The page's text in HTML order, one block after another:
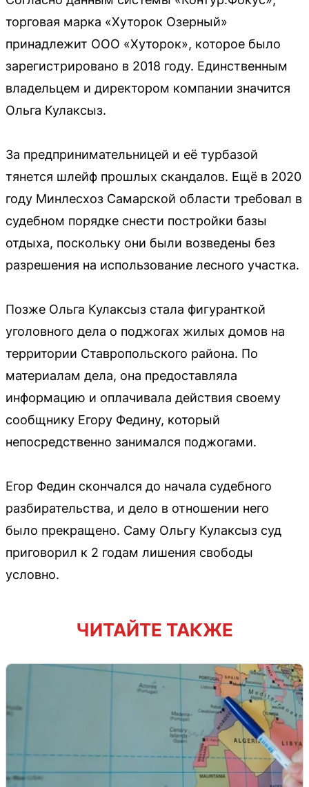
торговая марка «Хуторок Озерный»
принадлежит ООО «Хуторок», которое было
зарегистрировано в 2018 году. Единственным
владельцем и директором компании значится
Ольга Кулаксыз.
За предпринимательницей и её турбазой
тянется шлейф прошлых скандалов. Ещё в 2020
году Минлесхоз Самарской области требовал в
судебном порядке снести постройки базы
отдыха, поскольку они были возведены без
разрешения на использование лесного участка.
Позже Ольга Кулаксыз стала фигуранткой
уголовного дела о поджогах жилых домов на
территории Ставропольского района. По
материалам дела, она предоставляла
информацию и оплачивала действия своему
сообщнику Егору Федину, который
непосредственно занимался поджогами.
Егор Федин скончался до начала судебного
разбирательства, и дело в отношении него
было прекращено. Саму Ольгу Кулаксыз суд
приговорил к 2 годам лишения свободы
условно.
ЧИТАЙТЕ ТАКЖЕ